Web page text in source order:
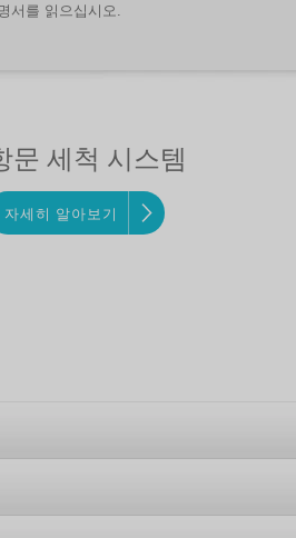
서를 읽으십시오.
문 세척 시스템
자세히 알아보기